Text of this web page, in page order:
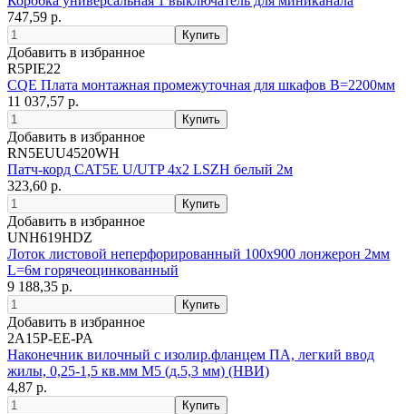
747,59 р.
Добавить в избранное
R5PIE22
CQE Плата монтажная промежуточная для шкафов В=2200мм
11 037,57 р.
Добавить в избранное
RN5EUU4520WH
Патч-корд CAT5E U/UTP 4х2 LSZH белый 2м
323,60 р.
Добавить в избранное
UNH619HDZ
Лоток листовой неперфорированный 100х900 лонжерон 2мм
L=6м горячеоцинкованный
9 188,35 р.
Добавить в избранное
2A15P-EE-PA
Наконечник вилочный с изолир.фланцем ПА, легкий ввод
жилы, 0,25-1,5 кв.мм М5 (д.5,3 мм) (НВИ)
4,87 р.